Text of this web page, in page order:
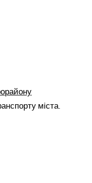
міста.